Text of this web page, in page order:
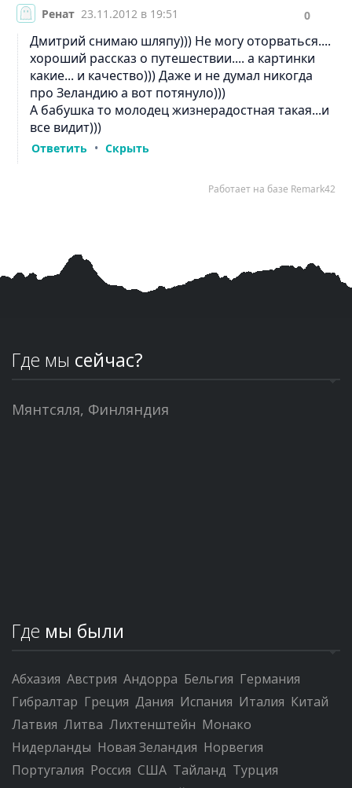
Где мы сейчас?
Мянтсяля, Финляндия
Где мы были
Абхазия Австрия Андорра Бельгия Германия
Гибралтар Греция Дания Испания Италия Китай
Латвия Литва Лихтенштейн Монако
Нидерланды Новая Зеландия Норвегия
Португалия Россия США Тайланд Турция